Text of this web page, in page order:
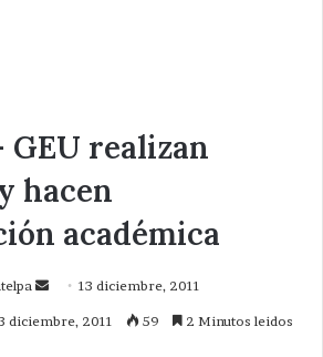
GEU realizan
hacen
académica
Send13 diciembre, 2011
diciembre, 2011 59 2 Minutos leidos